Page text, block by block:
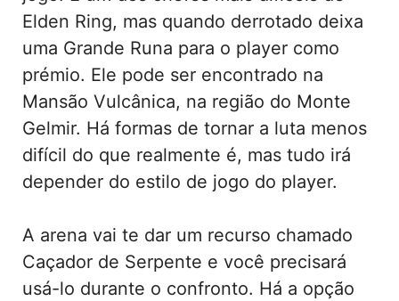
Elden Ring, mas quando derrotado deixa
uma Grande Runa para o player como
prémio. Ele pode ser encontrado na
Mansão Vulcânica, na região do Monte
Gelmir. Há formas de tornar a luta menos
difícil do que realmente é, mas tudo irá
depender do estilo de jogo do player.
A arena vai te dar um recurso chamado
Caçador de Serpente e você precisará
usá-lo durante o confronto. Há a opção